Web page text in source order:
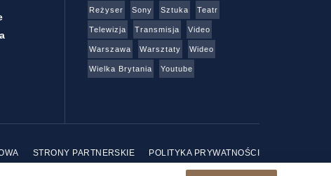
Reżyser Sony Sztuka Teatr
Telewizja Transmisja Video
Warszawa Warsztaty Wideo
Wielka Brytania Youtube
STRONY PARTNERSKIE POLITYKA PRYWATNOŚCI